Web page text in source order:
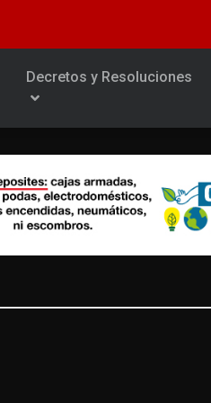
Decretos y Resoluciones